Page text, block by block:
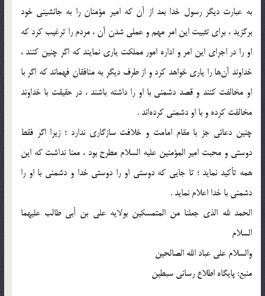
به عبارت دیگر رسول خدا بعد از آن که امیر مؤمنان را به جانشینی خود
برگزید ، برای تثبیت این امر مهم و عملی شدن آن ، مردم را ترغیب کرد که
او را در اجرای این امر و اداره امور مملکت یاری نمایند که اگر چنین کنند ،
خداوند آن‌ها را یاری خواهد کرد و از طرف دیگر به منافقان فهماند که اگر با
او مخالفت کنند و قصد دشمنی با او را داشته باشند ، در حقیقت با خداوند
مخالفت کرده و با او دشمنی کرده‌اند .
چنین دعائی جز با مقام امامت و خلافت سازگاری ندارد ؛ زیرا اگر فقط
دوستی و محبت امیر المؤمنین علیه السلام مطرح بود ، معنا نداشت که این
همه تأکید نماید ؛ تا جایی که دوستی او را دوستی خدا و دشمنی با او را
دشمنی با خدا اعلام نماید .
الحمد لله الذی جعلنا من المتمسکین بولایه علی بن أبی طالب علیهما
السلام
والسلام علی عباد الله الصالحین
منبع: پایگاه اطلاع رسانی سبطین